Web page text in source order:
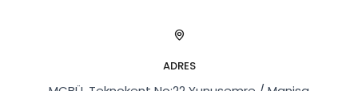
ADRES